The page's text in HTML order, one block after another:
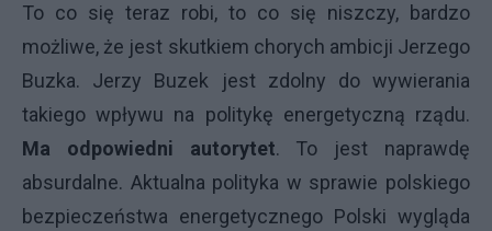
To co się teraz robi, to co się niszczy, bardzo
możliwe, że jest skutkiem chorych ambicji Jerzego
Buzka. Jerzy Buzek jest zdolny do wywierania
takiego wpływu na politykę energetyczną rządu.
Ma odpowiedni autorytet. To jest naprawdę
absurdalne. Aktualna polityka w sprawie polskiego
bezpieczeństwa energetycznego Polski wygląda